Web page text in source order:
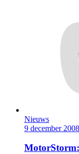
Nieuws
9 december 2008